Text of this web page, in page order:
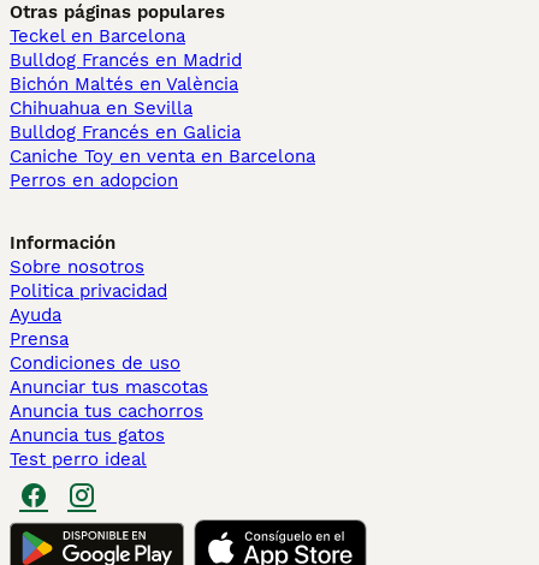
Otras páginas populares
Teckel en Barcelona
Bulldog Francés en Madrid
Bichón Maltés en València
Chihuahua en Sevilla
Bulldog Francés en Galicia
Caniche Toy en venta en Barcelona
Perros en adopcion
Información
Sobre nosotros
Politica privacidad
Ayuda
Prensa
Condiciones de uso
Anunciar tus mascotas
Anuncia tus cachorros
Anuncia tus gatos
Test perro ideal